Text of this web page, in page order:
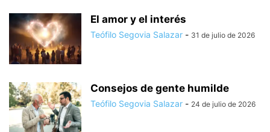
El amor y el interés
Teófilo Segovia Salazar - 31 de julio de 2026
Consejos de gente humilde
Teófilo Segovia Salazar - 24 de julio de 2026